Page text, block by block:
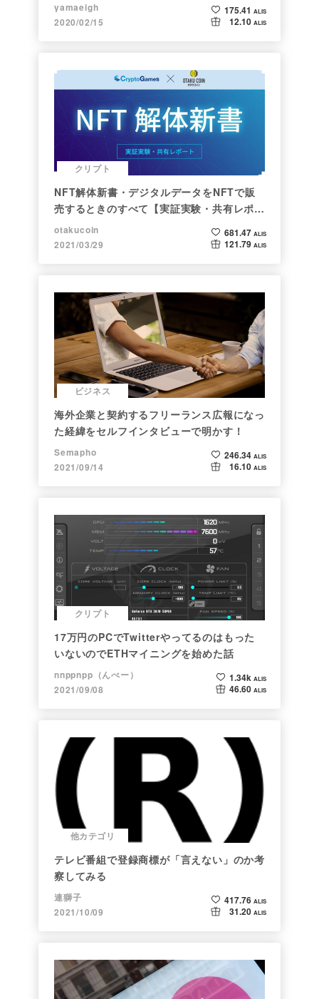
yamaeigh
2020/02/15
175.41 ALIS
12.10 ALIS
クリプト
NFT解体新書・デジタルデータをNFTで販
売するときのすべて【実証実験・共有レポー
ト】
otakucoin
2021/03/29
681.47 ALIS
121.79 ALIS
ビジネス
海外企業と契約するフリーランス広報になっ
た経緯をセルフインタビューで明かす！
Semapho
2021/09/14
246.34 ALIS
16.10 ALIS
クリプト
17万円のPCでTwitterやってるのはもった
いないのでETHマイニングを始めた話
nnppnpp（んぺー）
2021/09/08
1.34k ALIS
46.60 ALIS
他カテゴリ
テレビ番組で登録商標が「言えない」のか考
察してみる
連獅子
2021/10/09
417.76 ALIS
31.20 ALIS